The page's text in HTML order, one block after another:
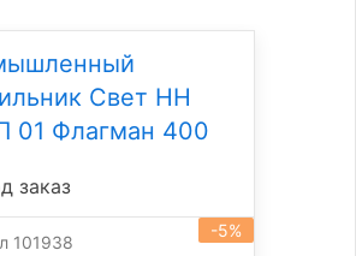
Свет НН
01 Флагман 400
заказ
-5%
101938